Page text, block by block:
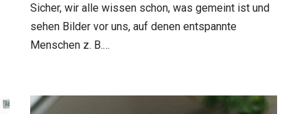
Sicher, wir alle wissen schon, was gemeint ist und
sehen Bilder vor uns, auf denen entspannte
Menschen z. B.…